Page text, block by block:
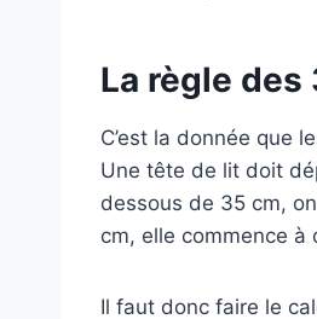
La règle des
C’est la donnée que
Une tête de lit doit
dessous de 35 cm,
cm, elle commence
Il faut donc faire le